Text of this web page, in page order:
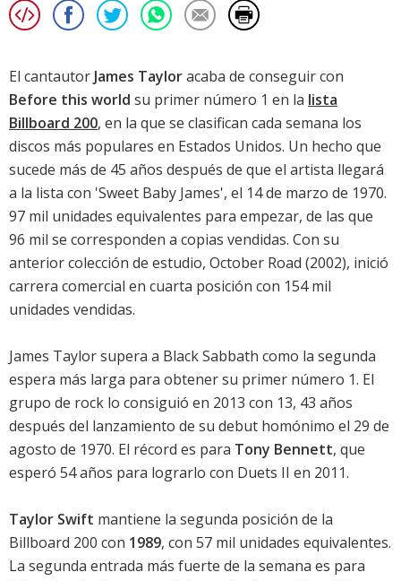
El cantautor James Tayloracaba de conseguir con
Before this world su primer número 1 en la lista
Billboard 200, en la que se clasifican cada semana los
discos más populares en Estados Unidos. Un hecho que
sucede más de 45 años después de que el artista llegará
a la lista con 'Sweet Baby James', el 14 de marzo de 1970.
97 mil unidades equivalentes para empezar, de las que
96 mil se corresponden a copias vendidas. Con su
anterior colección de estudio, October Road (2002), inició
carrera comercial en cuarta posición con 154 mil
unidades vendidas.
James Taylorsupera a Black Sabbath como la segunda
espera más larga para obtener su primer número 1. El
grupo de rock lo consiguió en 2013 con 13, 43 años
después del lanzamiento de su debut homónimo el 29 de
agosto de 1970. El récord es para Tony Bennett, que
esperó 54 años para lograrlo con Duets II en 2011.
Taylor Swift mantiene la segunda posición de la
Billboard 200 con 1989, con 57 mil unidades equivalentes.
La segunda entrada más fuerte de la semana es para